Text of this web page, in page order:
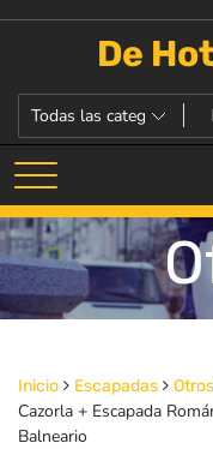
De
Inicio Escapadas Otros
Cazorla + Escapada
Balneario